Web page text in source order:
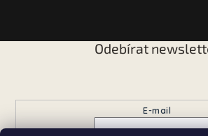
Odebírat
E-mail